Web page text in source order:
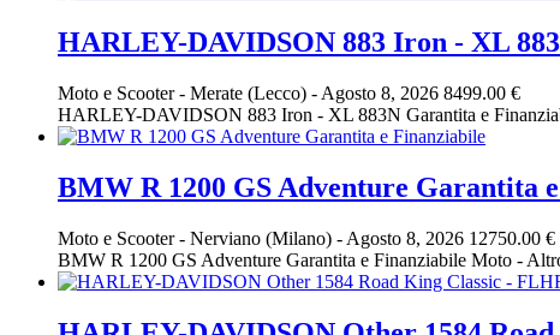
HARLEY-DAVIDSON 883 Iron - XL
Moto e Scooter- Merate (Lecco) - Agosto 8, 2026 8499.00 €
HARLEY-DAVIDSON 883 Iron - XL 883N Garantita e
BMW R 1200 GS Adventure Garantita
Moto e Scooter- Nerviano (Milano) - Agosto 8, 2026 12750.00 €
BMW R 1200 GS Adventure Garantita e Finanziabile Moto -